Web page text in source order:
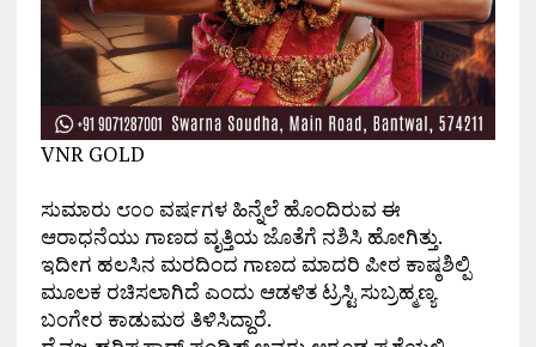
VNR GOLD
ಸುಮಾರು ೮೦೦ ವರ್ಷಗಳ ಹಿನ್ನೆಲೆ ಹೊಂದಿರುವ ಈ
ಆರಾಧನೆಯು ಗಾಣದ ವೃತ್ತಿಯ ಜೊತೆಗೆ ನಶಿಸಿ ಹೋಗಿತ್ತು.
ಇದೀಗ ಹಲಸಿನ ಮರದಿಂದ ಗಾಣದ ಮಾದರಿ ಪೀಠ ಕಾಷ್ಠಶಿಲ್ಪಿ
ಮೂಲಕ ರಚಿಸಲಾಗಿದೆ ಎಂದು ಆಡಳಿತ ಟ್ರಸ್ಟಿ ಸುಬ್ರಹ್ಮಣ್ಯ
ಬಂಗೇರ ಕಾಡುಮಠ ತಿಳಿಸಿದ್ದಾರೆ.